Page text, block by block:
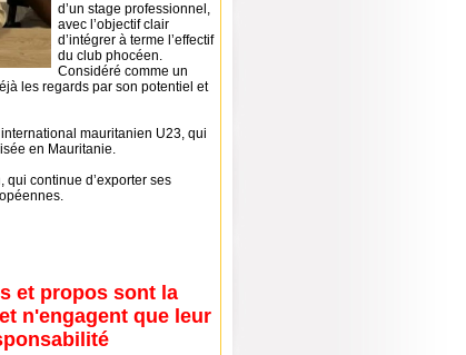
d’un stage professionnel,
avec l’objectif clair
d’intégrer à terme l’effectif
du club phocéen.
Considéré comme un
les regards par son potentiel et
mauritanien U23, qui
en Mauritanie.
continue d’exporter ses
et propos sont la
n'engagent que leur